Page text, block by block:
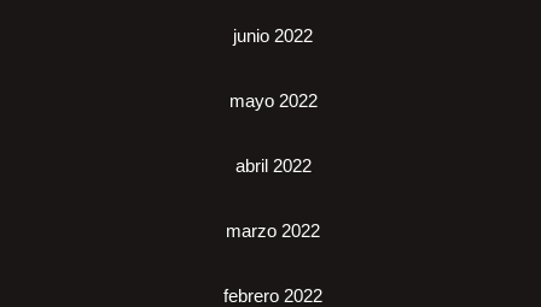
junio 2022
mayo 2022
abril 2022
marzo 2022
febrero 2022